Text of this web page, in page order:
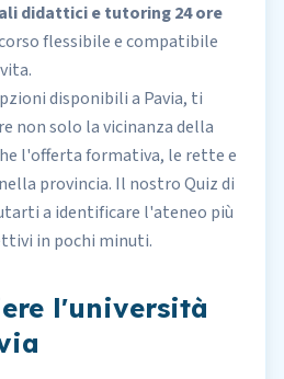
didattici e tutoring24 ore
flessibile e compatibile
disponibili a Pavia, ti
non solo la vicinanza della
l'offerta formativa, le rette e
provincia. Il nostroQuiz di
a identificare l'ateneo più
in pochi minuti.
l'università